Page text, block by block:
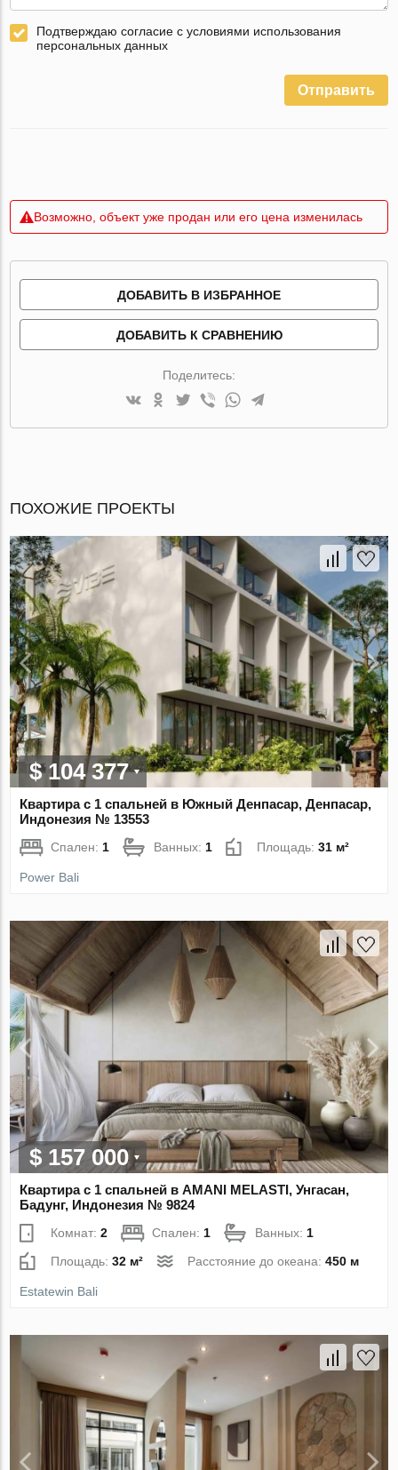
Подтверждаю согласие с условиями использования
персональных данных
Отправить
Возможно, объект уже продан или его цена изменилась
ДОБАВИТЬ В ИЗБРАННОЕ
ДОБАВИТЬ К СРАВНЕНИЮ
Поделитесь:
ПОХОЖИЕ ПРОЕКТЫ
$ 104 377
Квартира с 1 спальней в Южный Денпасар, Денпасар,
Индонезия № 13553
Спален:1 Ванных:1 Площадь:31 м²
Power Bali
$ 157 000
Квартира с 1 спальней в AMANI MELASTI, Унгасан,
Бадунг, Индонезия № 9824
Комнат:2 Спален: 1 Ванных: 1
Площадь:32 м² Расстояние до океана:450 м
Estatewin Bali